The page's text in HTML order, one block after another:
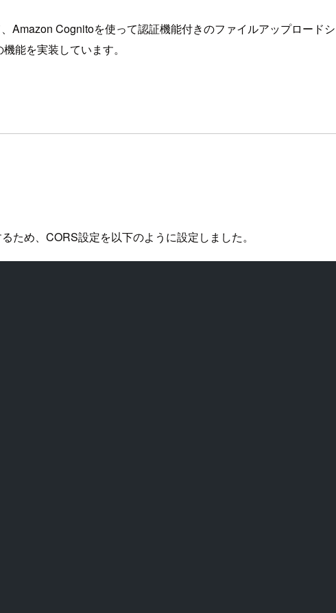
Amazon Cognitoを使って認証機能付きのファイルアップロード
能を実装しています。
ため、CORS設定を以下のように設定しました。